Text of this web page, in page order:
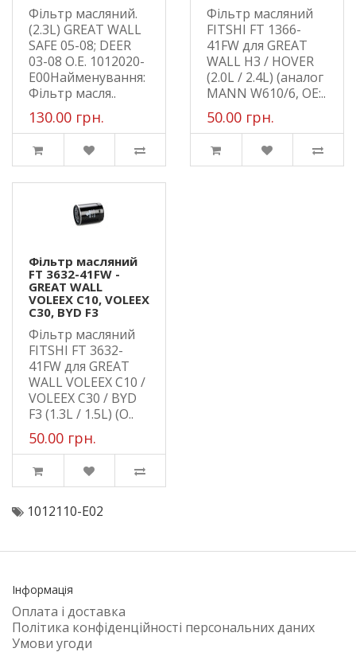
Фільтр масляний.
(2.3L) GREAT WALL
SAFE 05-08; DEER
03-08 O.E. 1012020-
E00Найменування:
Фільтр масля..
130.00 грн.
Фільтр масляний
FITSHI FT 1366-
41FW для GREAT
WALL H3 / HOVER
(2.0L / 2.4L) (аналог
MANN W610/6, OE:..
50.00 грн.
Фільтр масляний
FT 3632-41FW -
GREAT WALL
VOLEEX C10, VOLEEX
C30, BYD F3
Фільтр масляний
FITSHI FT 3632-
41FW для GREAT
WALL VOLEEX C10 /
VOLEEX C30 / BYD
F3 (1.3L / 1.5L) (O..
50.00 грн.
1012110-E02
Інформація
Оплата і доставка
Політика конфіденційності персональних даних
Умови угоди